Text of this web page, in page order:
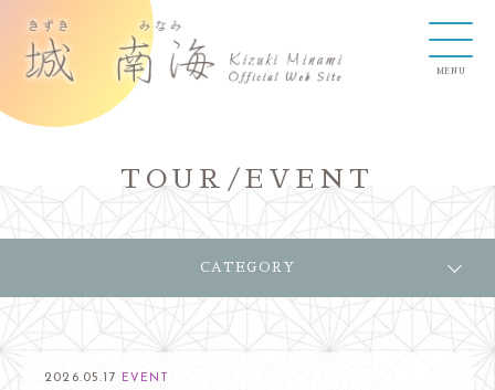
TOUR/EVENT
CATEGORY
2026.05.17 EVENT